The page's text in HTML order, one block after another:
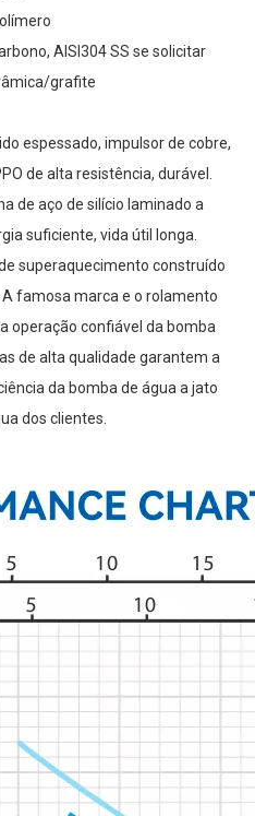
AISI304 SS se solicitar
grafite
espessado, impulsor de cobre,
de alta resistência, durável.
de aço de silício laminado a
suficiente, vida útil longa.
superaquecimento construído
famosa marca e o rolamento
operação confiável da bomba
de alta qualidade garantem a
da bomba de água a jato
dos clientes.